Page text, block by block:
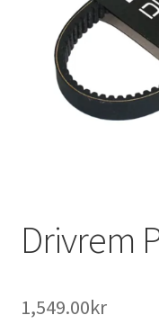
Kontakta oss
Köpvillkor
Drivrem
1,549.00kr